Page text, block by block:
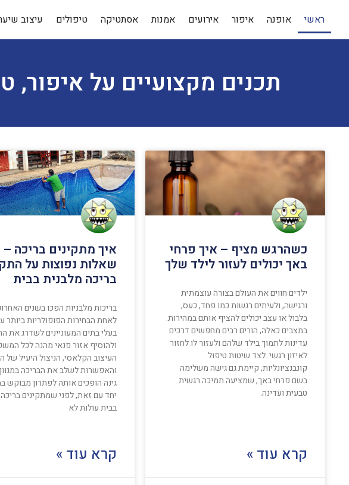
ראשי אופנה איפור אירועים אמנות אסתטיקה טיפולים עיצוב
תכנים מקצועיים על איפור,
כשהרגש מציף – איך פרחי
באך יכולים לעזור לילד שלך
ילדים חווים את העולם בצורה עוצמתית
ורגישה, ולעיתים רגשות כמו פחד, כעס,
בלבול או עצב יכולים להציף אותם במהירות.
במצבים כאלה, הורים רבים מחפשים דרכים
עדינות לתמוך בילד שלהם ולעזור לו לחזור
לאיזון רגשי. לצד שיטות טיפול
קונבנציונליות, קיימת גם גישה משלימה
בשם פרחי באך, שמציעה תמיכה רגשית
טבעית ועדינה.
קרא עוד »
איך מתקינים בריכה –
שאלות נפוצות על
בריכה מלבנית בבית
בריכות מלבניות הפכו בשנים
לאחת הבחירות הפופולריות ביותר
בעלי בתים המעוניינים לשדרג את
ולהוסיף אזור פנאי מהנה לכל
העיצוב הקלאסי, הניצול היעיל של
והאפשרות לשלב את הבריכה במגוון
גינה הופכים אותה לפתרון מבוקש
יחד עם זאת, לפני שמתקינים
בבית עולות לא
קרא עוד »